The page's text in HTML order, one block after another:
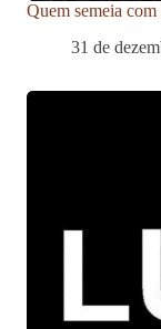
Quem semeia
31 de